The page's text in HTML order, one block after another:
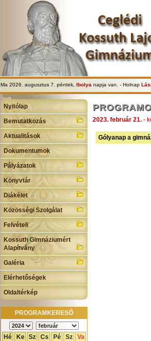
Ma 2026. augusztus 7. péntek, Ibolya napja van. - Holnap
Nyitólap
Bemutatkozás
Aktualitások
Dokumentumok
Pályázatok
Könyvtár
Diákélet
Közösségi Szolgálat
Felvételi
Kossuth Gimnáziumért
Alapítvány
Galéria
Elérhetőségek
Oldaltérkép
PROGRAMKERESŐ
Hé Ke Sz Cs Pé Sz
Va
2023. február 21. -
Gólyanap a